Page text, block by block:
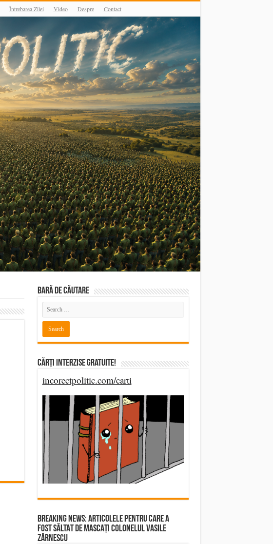
Întrebarea Zilei Video Despre Contact
BARĂ DE CĂUTARE
Cărți Interzise Gratuite!
incorectpolitic.com/carti
BREAKING NEWS: ARTICOLELE PENTRU CARE A
FOST SĂLTAT DE MASCAȚI COLONELUL VASILE
ZĂRNESCU